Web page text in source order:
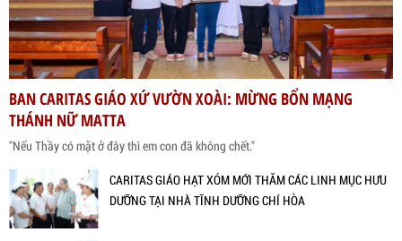
BAN CARITAS GIÁO XỨ VƯỜN XOÀI: MỪNG BỔN MẠNG
THÁNH NỮ MATTA
"Nếu Thầy có mặt ở đây thì em con đã không chết."
CARITAS GIÁO HẠT XÓM MỚI THĂM CÁC LINH MỤC HƯU
DƯỠNG TẠI NHÀ TĨNH DƯỠNG CHÍ HÒA